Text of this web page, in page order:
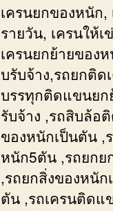
เครนยกของหนัก,
รายวัน, เครนให้
เครนยกย้ายของ
บรับจ้าง,รถยกติ
บรรทุกติดแขนยก
รับจ้าง ,รถสิบล้อ
ของหนักเป็นตัน ,
หนัก5ตัน ,รถยกย
,รถยกสิ่งของหนั
ตัน ,รถเครนติดแ